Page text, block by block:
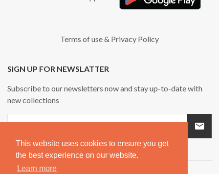
This website uses cookies to ensure you get
the best experience on our website.
Learn more
Terms of use& Privacy Policy
SIGN UP FOR NEWSLATTER
Subscribe to our newsletters now and stay up-to-date with
new collections